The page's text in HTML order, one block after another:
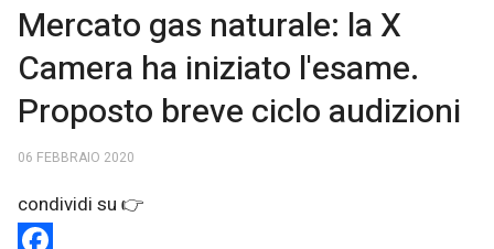
Mercato gas naturale: la X
Camera ha iniziato l'esame.
Proposto breve ciclo audizioni
06 FEBBRAIO 2020